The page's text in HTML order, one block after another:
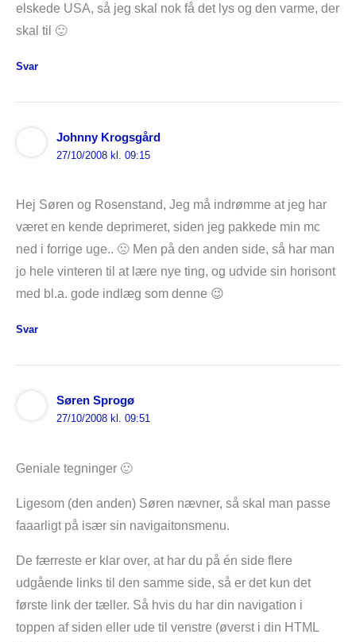
elskede USA, så jeg skal nok få det lys og den varme, der
skal til 🙂
Svar
Johnny Krogsgård
27/10/2008 kl. 09:15
Hej Søren og Rosenstand, Jeg må indrømme at jeg har
været en kende deprimeret, siden jeg pakkede min mc
ned i forrige uge.. 🙁 Men på den anden side, så har man
jo hele vinteren til at lære nye ting, og udvide sin horisont
med bl.a. gode indlæg som denne 😉
Svar
Søren Sprogø
27/10/2008 kl. 09:51
Geniale tegninger 🙂
Ligesom (den anden) Søren nævner, så skal man passe
faaarligt på især sin navigaitonsmenu.
De færreste er klar over, at har du på én side flere
udgående links til den samme side, så er det kun det
første link der tæller. Så hvis du har din navigation i
toppen af siden eller ude til venstre (øverst i din HTML